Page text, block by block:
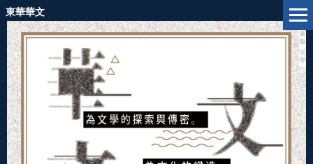
跳
到
主
要
內
容
區
東華華文